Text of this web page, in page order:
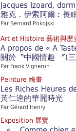
Jacques Izoard,
雅克．伊索阿爾︰長
Par Bernard Pokojski
Art et Histoire 藝術與歷
A propos de « A
關於〝中國情趣 〞(
Par Frank Vigneron
Peinture 繪畫
Les Riches Heures
黃仁逵的華麗時光
Par Gérard Henry
Exposition 展覽